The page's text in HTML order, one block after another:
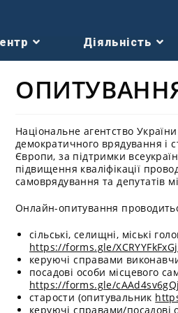
Діяльність
Національне агентство
демократичного врядування і
Європи, за підтримки
підвищення кваліфікації
самоврядування та депутатів
Онлайн-опитування
сільські, селищні, міські
https://forms.gle/
керуючі справами
посадові особи місцевого
https://forms.gle/
старости (опитувальник
керуючі справами/посадові